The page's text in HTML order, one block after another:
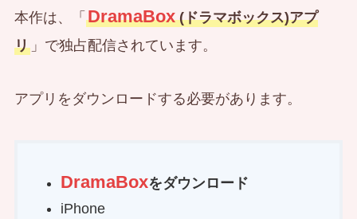
本作は、「 DramaBox(ドラマボックス)アプ
リ」で独占配信されています。
アプリをダウンロードする必要があります。
DramaBoxをダウンロード
iPhone